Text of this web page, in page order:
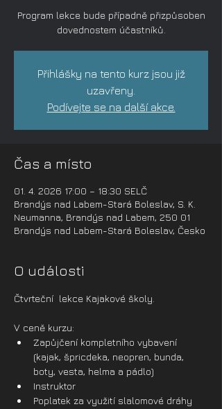
Program lekce bude případně přizpůsoben
dovednostem účastníků.
Přihlášky na tento kurz jsou již
uzavřeny.
Podívejte se na další akce.
Čas a místo
01. 4. 2026 17:00 – 18:30 SELČ
Brandýs nad Labem-Stará Boleslav, S. K.
Neumanna, Brandýs nad Labem, 250 01
Brandýs nad Labem-Stará Boleslav, Česko
O události
Čtvrteční  lekce Kajakové školy.
V ceně kurzu:
Zapůjčení kompletního vybavení
(kajak, špricdeka, neopren, bunda,
boty, vesta, helma a pádlo)
Instruktor
Poplatek za využití slalomové dráhy